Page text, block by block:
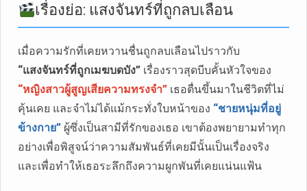
เรื่องย่อ: แสงจันทร์ที่ถูกลบเลือน
เมื่อความรักที่เคยหวานชื่นถูกลบเลือนไปราวกับ
“แสงจันทร์ที่ถูกเมฆบดบัง” เรื่องราวสุดบีบคั้นหัวใจของ
“หญิงสาวผู้สูญเสียความทรงจำ” เธอตื่นขึ้นมาในชีวิตที่ไม่
คุ้นเคย และจำไม่ได้แม้กระทั่งใบหน้าของ “ชายหนุ่มที่อยู่
ข้างกาย” ผู้ซึ่งเป็นสามีที่รักของเธอ เขาต้องพยายามทำทุก
อย่างเพื่อพิสูจน์ว่าความสัมพันธ์ที่เคยมีนั้นเป็นเรื่องจริง
และเพื่อทำให้เธอระลึกถึงความผูกพันที่เคยแน่นแฟ้น